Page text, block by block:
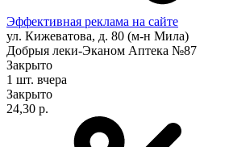
Эффективная реклама на сайте
ул. Кижеватова, д. 80 (м-н Мила)
Добрыя леки-Эканом Аптека №87
Закрыто
1 шт. вчера
Закрыто
24,30 р.